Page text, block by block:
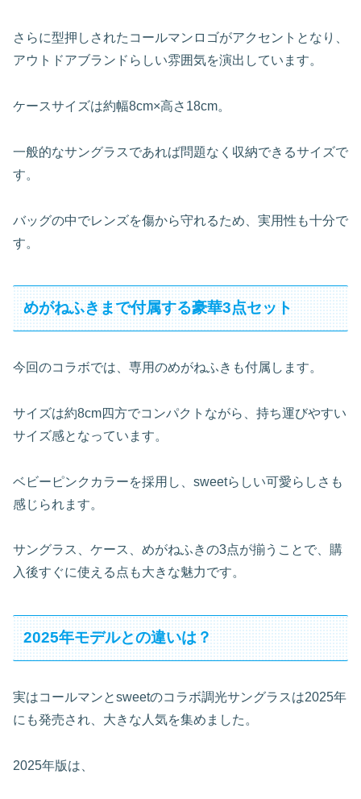
さらに型押しされたコールマンロゴがアクセントとなり、
アウトドアブランドらしい雰囲気を演出しています。
ケースサイズは約幅8cm×高さ18cm。
一般的なサングラスであれば問題なく収納できるサイズで
す。
バッグの中でレンズを傷から守れるため、実用性も十分で
す。
めがねふきまで付属する豪華3点セット
今回のコラボでは、専用のめがねふきも付属します。
サイズは約8cm四方でコンパクトながら、持ち運びやすい
サイズ感となっています。
ベビーピンクカラーを採用し、sweetらしい可愛らしさも
感じられます。
サングラス、ケース、めがねふきの3点が揃うことで、購
入後すぐに使える点も大きな魅力です。
2025年モデルとの違いは？
実はコールマンとsweetのコラボ調光サングラスは2025年
にも発売され、大きな人気を集めました。
2025年版は、